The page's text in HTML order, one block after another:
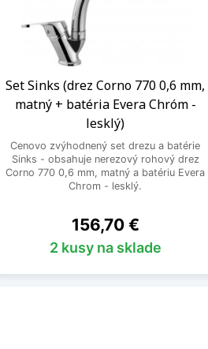
Set Sinks (drez Corno 770 0,6 mm,
matný + batéria Evera Chróm -
lesklý)
Cenovo zvýhodnený set drezu a batérie
Sinks - obsahuje nerezový rohový drez
Corno 770 0,6 mm, matný a batériu Evera
Chrom - lesklý.
Cena
156,70 €
2 kusy na sklade